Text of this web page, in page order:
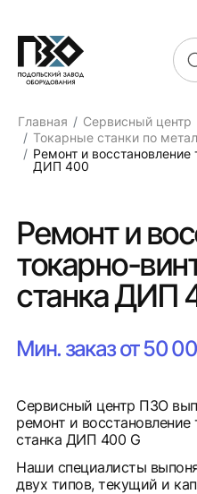
Главная
Сервисный центр
Токарные станки по
Ремонт и восстановление
ДИП 400
Ремонт и
токарно-
станка ДИП
Мин. заказ от 50
Сервисный центр ПЗО
ремонт и восстановление
станка ДИП 400 G
Наши специалисты
двух типов, текущий и